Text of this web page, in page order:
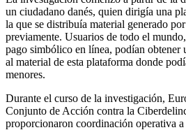
un ciudadano danés, quien dirigía una
la que se distribuía material generado
previamente. Usuarios de todo el
pago simbólico en línea, podían obtener
al material de esta plataforma donde
menores.
Durante el curso de la investigación,
Conjunto de Acción contra la
proporcionaron coordinación operativa